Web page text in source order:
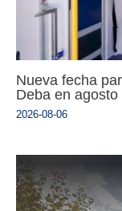
Nueva fecha
Deba en agosto
2026-08-06